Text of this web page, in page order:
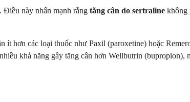
Điều này nhấn mạnh rằng tăng cân do sertraline không
ít hơn các loại thuốc như Paxil (paroxetine) hoặc
khả năng gây tăng cân hơn Wellbutrin (bupropion),